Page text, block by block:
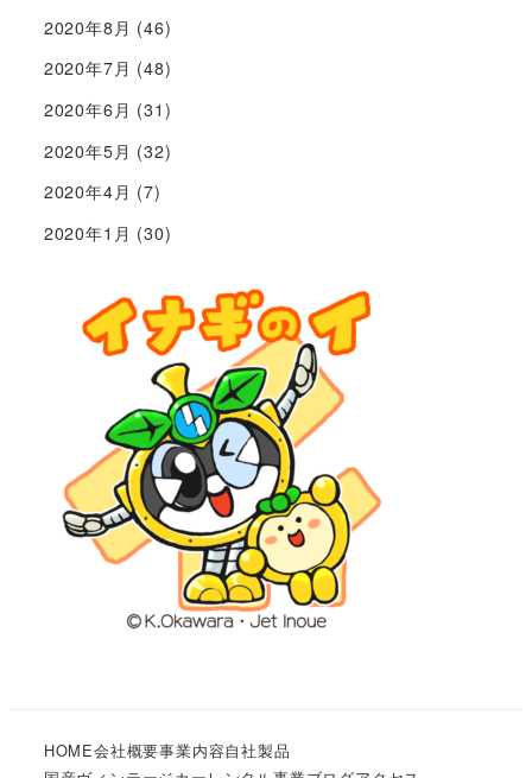
2020年8月 (46)
2020年7月 (48)
2020年6月 (31)
2020年5月 (32)
2020年4月 (7)
2020年1月 (30)
HOME会社概要事業内容自社製品